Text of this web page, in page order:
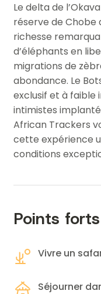
Le delta de
réserve de Chobe
richesse
d’éléphants en
migrations de
abondance. Le
exclusif et à faible
intimistes
African Trackers
cette expérience
conditions
Points
Vivre un
Séjourner